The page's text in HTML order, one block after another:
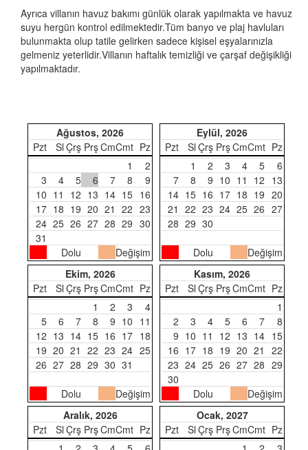
Ayrıca villanın havuz bakımı günlük olarak yapılmakta ve havuz
suyu hergün kontrol edilmektedir.Tüm banyo ve plaj havluları
bulunmakta olup tatile gelirken sadece kişisel eşyalarınızla
gelmeniz yeterlidir.Villanın haftalık temizliği ve çarşaf değişikliği
yapılmaktadır.
Ağustos, 2026
Pzt
Sl Çrş PrşCmCmt Pz
1
2
3
4 5 6 7 8
9
10 11 12 13 14 15 16
17 18 19 20 21 22 23
24 25 26 27 28 29 30
31
Dolu
Değişim
Eylül, 2026
Pzt
Sl Çrş PrşCmCmt Pz
1
2 3 4 5
6
7
8 9 10 11 12 13
14 15 16 17 18 19 20
21 22 23 24 25 26 27
28 29 30
Dolu
Değişim
Ekim, 2026
Pzt
Sl Çrş PrşCmCmt Pz
1
2 3
4
5
6 7 8 9 10 11
12 13 14 15 16 17 18
19 20 21 22 23 24 25
26 27 28 29 30 31
Dolu Değişim
Kasım, 2026
Pzt
Sl Çrş PrşCmCmt Pz
1
2
3 4 5 6 7
8
9 10 11 12 13 14 15
16 17 18 19 20 21
22
23 24 25 26 27 28 29
30
Dolu
Değişim
Aralık, 2026
Pzt
Sl Çrş PrşCmCmt Pz
Ocak, 2027
Pzt
Sl Çrş PrşCmCmt Pz